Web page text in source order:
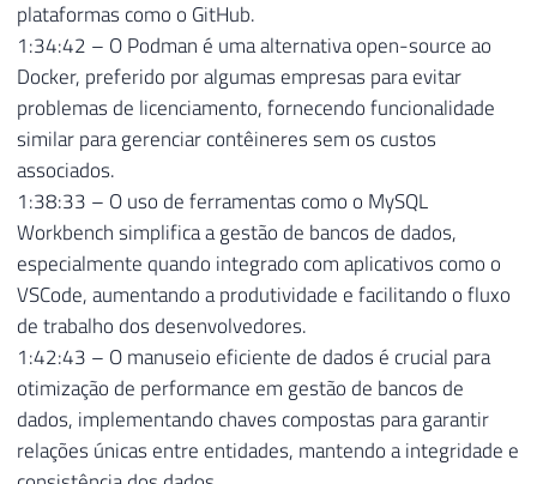
plataformas como o GitHub.
1:34:42 – O Podman é uma alternativa open-source ao
Docker, preferido por algumas empresas para evitar
problemas de licenciamento, fornecendo funcionalidade
similar para gerenciar contêineres sem os custos
associados.
1:38:33 – O uso de ferramentas como o MySQL
Workbench simplifica a gestão de bancos de dados,
especialmente quando integrado com aplicativos como o
VSCode, aumentando a produtividade e facilitando o fluxo
de trabalho dos desenvolvedores.
1:42:43 – O manuseio eficiente de dados é crucial para
otimização de performance em gestão de bancos de
dados, implementando chaves compostas para garantir
relações únicas entre entidades, mantendo a integridade e